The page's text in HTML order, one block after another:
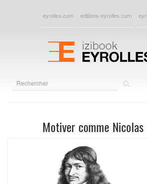
eyrolles.com editions-eyrolles.com
Motiver comme Nicolas